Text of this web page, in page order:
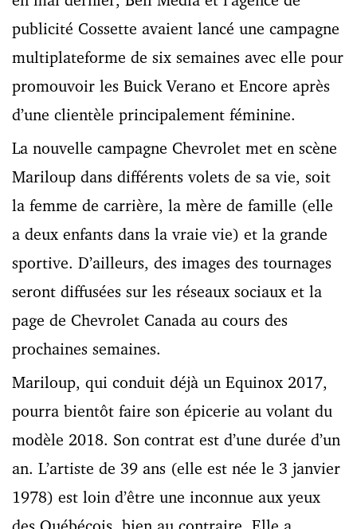
publicité Cossette avaient lancé une campagne
multiplateforme de six semaines avec elle pour
promouvoir les Buick Verano et Encore après
d’une clientèle principalement féminine.
La nouvelle campagne Chevrolet met en scène
Mariloup dans différents volets de sa vie, soit
la femme de carrière, la mère de famille (elle
a deux enfants dans la vraie vie) et la grande
sportive. D’ailleurs, des images des tournages
seront diffusées sur les réseaux sociaux et la
page de Chevrolet Canada au cours des
prochaines semaines.
Mariloup, qui conduit déjà un Equinox 2017,
pourra bientôt faire son épicerie au volant du
modèle 2018. Son contrat est d’une durée d’un
an. L’artiste de 39 ans (elle est née le 3 janvier
1978) est loin d’être une inconnue aux yeux